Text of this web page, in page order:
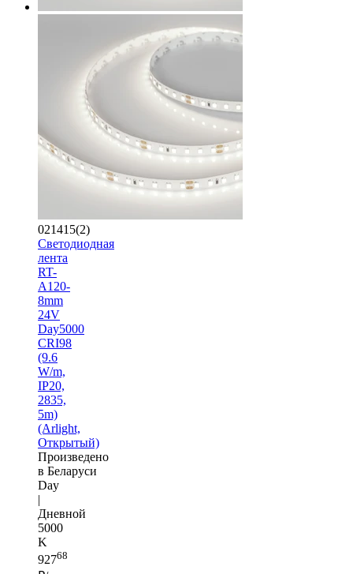
021415(2)
Светодиодная
лента
RT-
A120-
8mm
24V
Day5000
CRI98
(9.6
W/m,
IP20,
2835,
5m)
(Arlight,
Открытый)
Произведено
в Беларуси
Day
|
Дневной
5000
K
92768